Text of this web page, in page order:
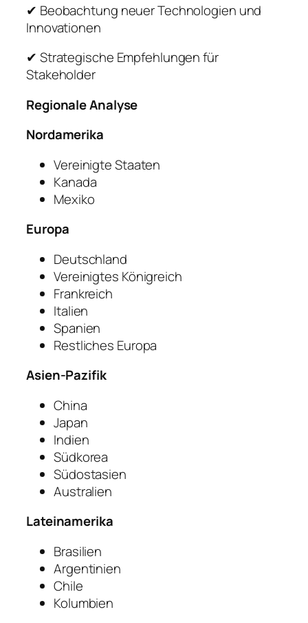
✔ Beobachtung neuer Technologien und
Innovationen
✔ Strategische Empfehlungen für
Stakeholder
Regionale Analyse
Nordamerika
Vereinigte Staaten
Kanada
Mexiko
Europa
Deutschland
Vereinigtes Königreich
Frankreich
Italien
Spanien
Restliches Europa
Asien-Pazifik
China
Japan
Indien
Südkorea
Südostasien
Australien
Lateinamerika
Brasilien
Argentinien
Chile
Kolumbien